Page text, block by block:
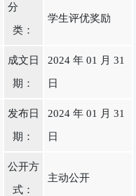
分
类：
学生评优奖励
成文日
期：
2024 年 01 月 31
日
发布日
期：
2024 年 01 月 31
日
公开方
式：
主动公开